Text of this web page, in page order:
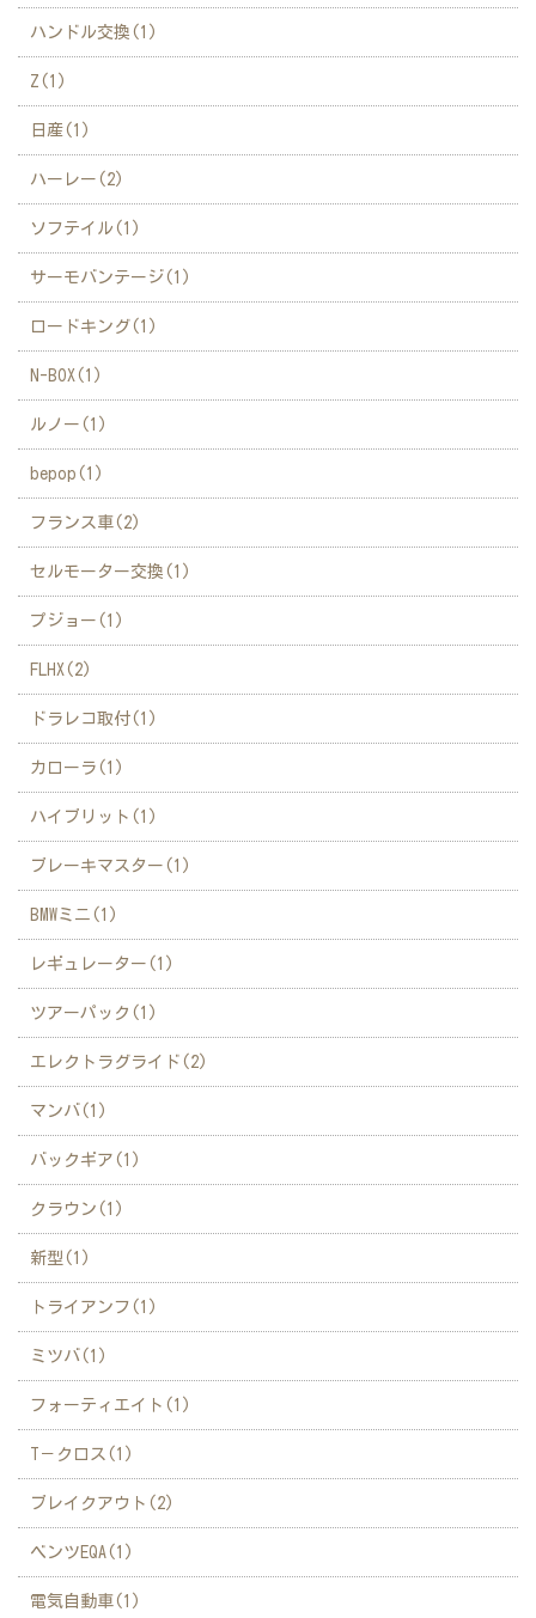
ハンドル交換(1)
Z(1)
日産(1)
ハーレー(2)
ソフテイル(1)
サーモバンテージ(1)
ロードキング(1)
N-BOX(1)
ルノー(1)
bepop(1)
フランス車(2)
セルモーター交換(1)
プジョー(1)
FLHX(2)
ドラレコ取付(1)
カローラ(1)
ハイブリット(1)
ブレーキマスター(1)
BMWミニ(1)
レギュレーター(1)
ツアーパック(1)
エレクトラグライド(2)
マンバ(1)
バックギア(1)
クラウン(1)
新型(1)
トライアンフ(1)
ミツバ(1)
フォーティエイト(1)
T－クロス(1)
ブレイクアウト(2)
ベンツEQA(1)
電気自動車(1)